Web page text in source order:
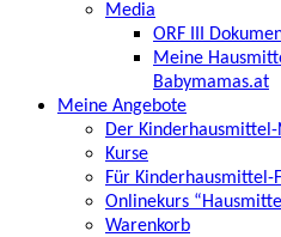
Media
ORF III
Meine
Babymamas.at
Meine Angebote
Der
Kurse
Für Kinderhausmittel-
Onlinekurs
Warenkorb